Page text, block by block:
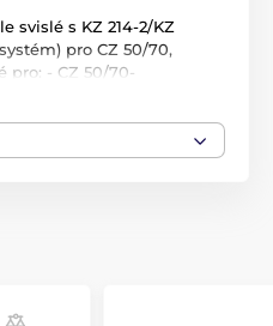
svislé s KZ 214-2/KZ
pro CZ 50/70,
pro: - CZ 50/70-